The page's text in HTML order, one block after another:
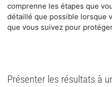
comprenne les étapes que
détaillé que possible lorsque
que vous suivez pour
Présenter les résultats à